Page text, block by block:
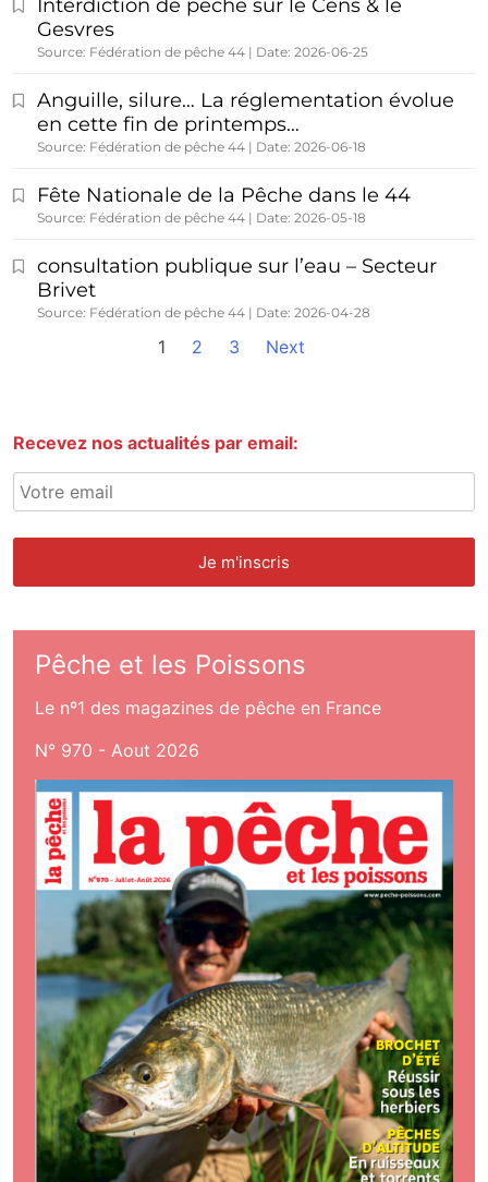
Interdiction de pêche sur le Cens & le
Gesvres
Source: Fédération de pêche 44 Date: 2026-06-25
Anguille, silure… La réglementation évolue
en cette fin de printemps…
Source: Fédération de pêche 44 Date: 2026-06-18
Fête Nationale de la Pêche dans le 44
Source: Fédération de pêche 44 Date: 2026-05-18
consultation publique sur l’eau – Secteur
Brivet
Source: Fédération de pêche 44 Date: 2026-04-28
1 2 3 Next
Recevez nos actualités par email:
Pêche et les Poissons
Le nº1 des magazines de pêche en France
N° 970 - Aout 2026